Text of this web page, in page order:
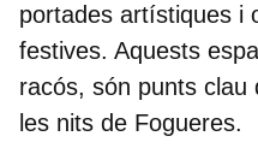
portades artístiques i
festives. Aquests
racós, són punts clau
les nits de Fogueres.